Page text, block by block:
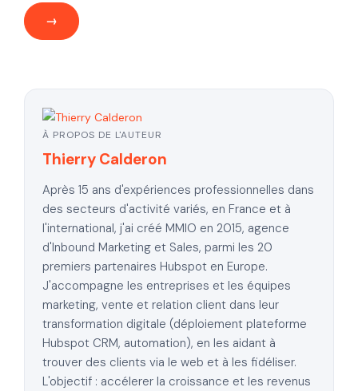
À PROPOS DE L'AUTEUR
Thierry Calderon
Après 15 ans d'expériences professionnelles dans
des secteurs d'activité variés, en France et à
l'international, j'ai créé MMIO en 2015, agence
d'Inbound Marketing et Sales, parmi les 20
premiers partenaires Hubspot en Europe.
J'accompagne les entreprises et les équipes
marketing, vente et relation client dans leur
transformation digitale (déploiement plateforme
Hubspot CRM, automation), en les aidant à
trouver des clients via le web et à les fidéliser.
L'objectif : accélerer la croissance et les revenus